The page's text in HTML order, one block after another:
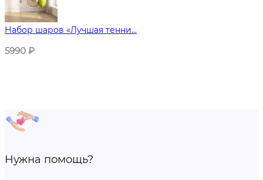
Набор шаров «Лучшая тенни...
5990 ₽
Нужна помощь?